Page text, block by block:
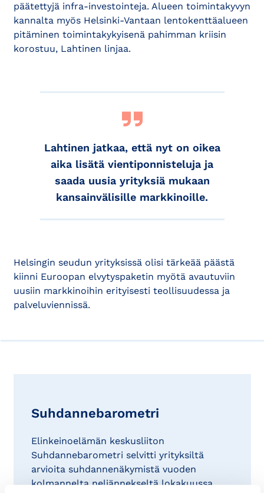
päätettyjä infra-investointeja. Alueen toimintakyvyn
kannalta myös Helsinki-Vantaan lentokenttäalueen
pitäminen toimintakykyisenä pahimman kriisin
korostuu, Lahtinen linjaa.
Lahtinen jatkaa, että nyt on oikea
aika lisätä vientiponnisteluja ja
saada uusia yrityksiä mukaan
kansainvälisille markkinoille.
Helsingin seudun yrityksissä olisi tärkeää päästä
kiinni Euroopan elvytyspaketin myötä avautuviin
uusiin markkinoihin erityisesti teollisuudessa ja
palveluviennissä.
Suhdannebarometri
Elinkeinoelämän keskusliiton
Suhdannebarometri selvitti yrityksiltä
arvioita suhdannenäkymistä vuoden
kolmannelta neljännekseltä lokakuussa